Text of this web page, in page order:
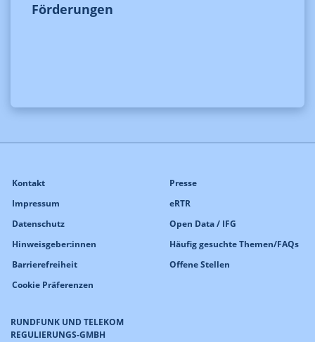
Förderungen
RUNDFUNK UND TELEKOM
REGULIERUNGS-GMBH
Kontakt
Impressum
Datenschutz
Hinweisgeber:innen
Barrierefreiheit
Cookie Präferenzen
Presse
eRTR
Open Data / IFG
Häufig gesuchte Themen/FAQs
Offene Stellen